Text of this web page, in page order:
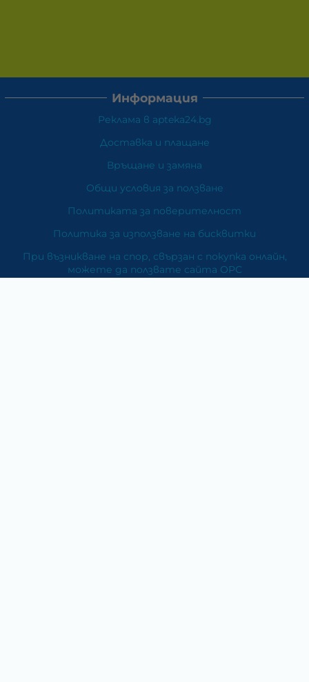
Информация
Реклама в apteka24.bg
Доставка и плащане
Връщане и замяна
Общи условия за ползване
Политиката за поверителност
Политика за използване на бисквитки
При възникване на спор, свързан с покупка онлайн,
можете да ползвате сайта ОРС